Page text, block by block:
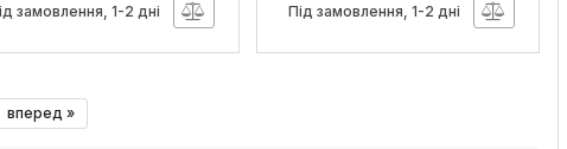
замовлення, 1-2 дні Під замовлення, 1-2 дні
вперед »